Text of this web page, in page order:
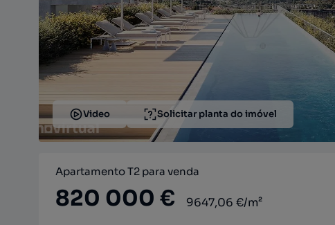
Video Solicitar planta do imóvel
Apartamento T2 para venda
820 000 € 9647,06 €/m²